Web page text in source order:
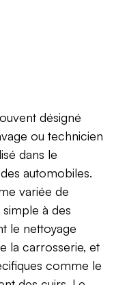
désigné
ou technicien
dans le
automobiles.
variée de
à des
le nettoyage
la carrosserie, et
comme le